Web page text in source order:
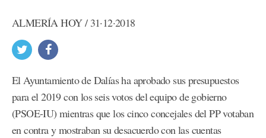
ALMERÍA HOY / 31·12·2018
El Ayuntamiento de Dalías ha aprobado sus presupuestos
para el 2019 con los seis votos del equipo de gobierno
(PSOE-IU) mientras que los cinco concejales del PP votaban
en contra y mostraban su desacuerdo con las cuentas